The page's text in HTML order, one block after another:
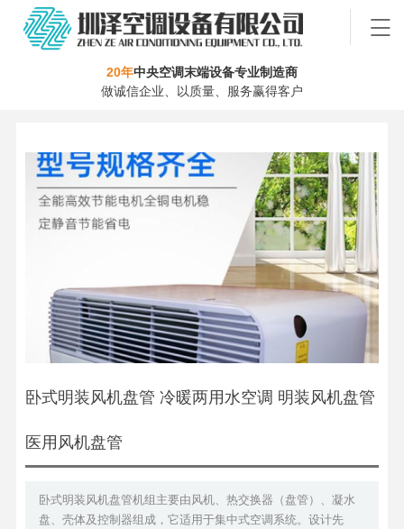
20年中央空调末端设备专业制造商
做诚信企业、以质量、服务赢得客户
卧式明装风机盘管 冷暖两用水空调 明装风机盘管
医用风机盘管
卧式明装风机盘管机组主要由风机、热交换器（盘管）、凝水
盘、壳体及控制器组成，它适用于集中式空调系统。设计先